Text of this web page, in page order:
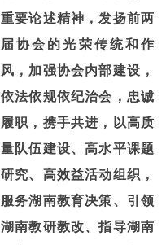
重要论述精神，发扬前两
届协会的光荣传统和作
风，加强协会内部建设，
依法依规依纪治会，忠诚
履职，携手共进，以高质
量队伍建设、高水平课题
研究、高效益活动组织，
服务湖南教育决策、引领
湖南教研教改、指导湖南